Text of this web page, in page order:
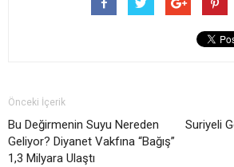
Önceki İçerik
Bu Değirmenin Suyu Nereden
Geliyor? Diyanet Vakfına “Bağış”
1,3 Milyara Ulaştı
Suriyeli